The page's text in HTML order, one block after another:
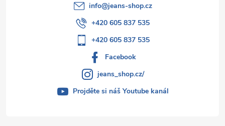
info@jeans-shop.cz
+420 605 837 535
+420 605 837 535
Facebook
jeans_shop.cz/
Projděte si náš Youtube kanál